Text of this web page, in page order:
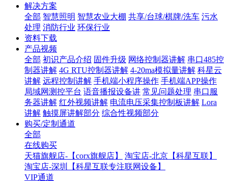
解决方案
全部 智慧照明 智慧农业大棚 共享/台球/棋牌/洗车 污水
处理 消防行业 环保行业
资料下载
产品视频
全部 初识产品介绍 固件升级 网络控制器讲解 串口485控
制器讲解 4G RTU控制器讲解 4-20ma模拟量讲解 科星云
讲解 远程控制讲解 手机端小程序操作 手机端APP操作
局域网测控平台 语音播报设备讲 常见问题处理 串口服
务器讲解 红外视频讲解 电流电压采集控制板讲解 Lora
讲解 触摸屏讲解部分 综合性视频部分
购买/定制通道
全部
在线购买
天猫旗舰店-【corx旗舰店】
淘宝店-北京【科星互联】
淘宝店-深圳【科星互联专注联网设备】
VIP通道